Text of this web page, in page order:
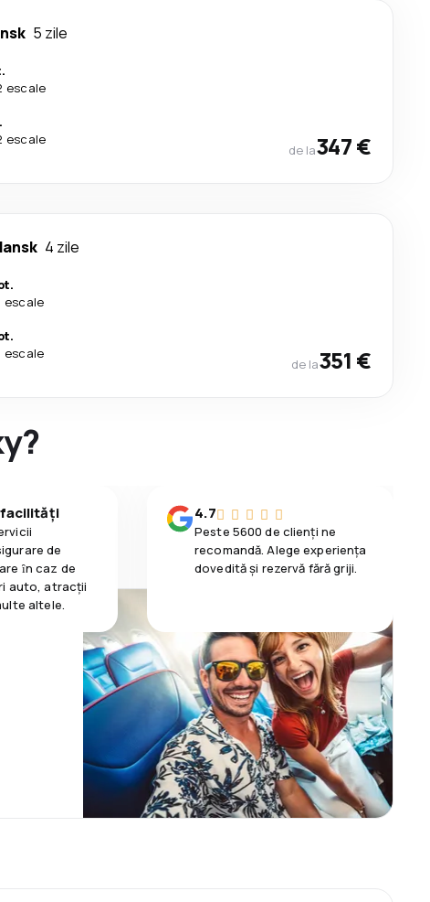
5 zile
escale
escale
de la347 €
4 zile
escale
escale
de la351 €
facilități
de
ȋn caz de
auto, atracții
altele.
4.7
Peste 5600 de clienți ne
recomandă. Alege experiența
dovedită și rezervă fără griji.